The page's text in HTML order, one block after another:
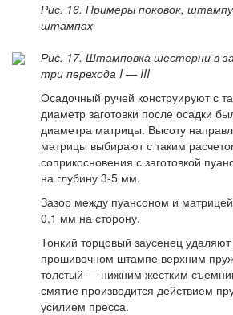
Рис. 16. Примеры поковок,
штампах
Рис. 17. Штамповка шестерни в
три перехода I — III
Осадочный ручей конструируют с
диаметр заготовки после осадки
диаметра матрицы. Высоту
матрицы выбирают с таким
соприкосновения с заготовкой
на глубину 3-5 мм.
Зазор между пуансоном и
0,1 мм на сторону.
Тонкий торцовый заусенец
прошивочном штампе верхним
толстый — нижним жестким
смятие производится действием
усилием пресса.